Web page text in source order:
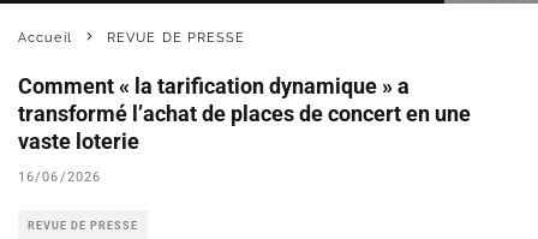
Accueil REVUE DE PRESSE
Comment « la tarification dynamique » a
transformé l’achat de places de concert en une
vaste loterie
16/06/2026
REVUE DE PRESSE